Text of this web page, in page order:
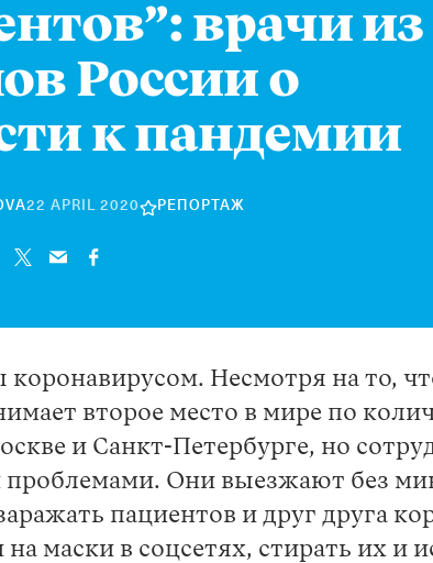
врачи из
России о
к пандемии
22 APRIL 202022
SEPTEMBER
РЕПОРТАЖ
Несмотря на то,
второе место в мире по
и Санкт-Петербурге, но
проблемами. Они выезжают без
пациентов и друг друга
маски в соцсетях, стирать их и